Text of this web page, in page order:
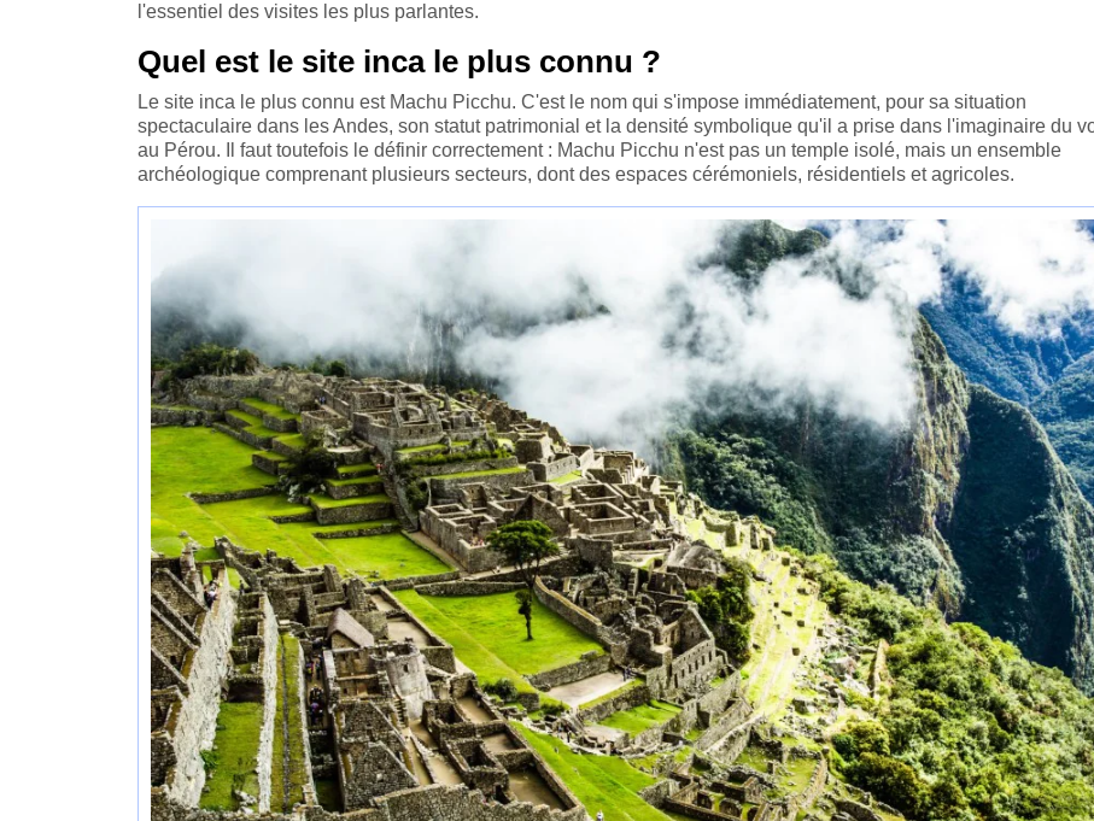
l'essentiel des visites les plus parlantes.
Quel est le site inca le plus connu ?
Le site inca le plus connu est Machu Picchu. C'est le nom qui s'impose immédiatement, pour sa situation
spectaculaire dans les Andes, son statut patrimonial et la densité symbolique qu'il a prise dans l'imaginaire du
au Pérou. Il faut toutefois le définir correctement : Machu Picchu n'est pas un temple isolé, mais un ensemble
archéologique comprenant plusieurs secteurs, dont des espaces cérémoniels, résidentiels et agricoles.